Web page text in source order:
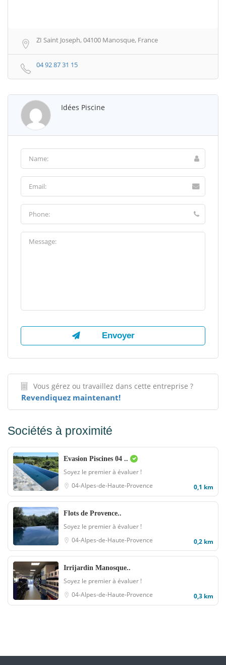
ZI Saint Joseph, 04100 Manosque, France
04 92 87 31 15
Idées Piscine
Vous gérez ou travaillez dans cette entreprise ?
Revendiquez maintenant!
Sociétés à proximité
Evasion Piscines 04 ..
Soyez le premier à évaluer !
04-Alpes-de-Haute-Provence
0,1 km
Flots de Provence..
Soyez le premier à évaluer !
04-Alpes-de-Haute-Provence
0,2 km
Irrijardin Manosque..
Soyez le premier à évaluer !
04-Alpes-de-Haute-Provence
0,3 km